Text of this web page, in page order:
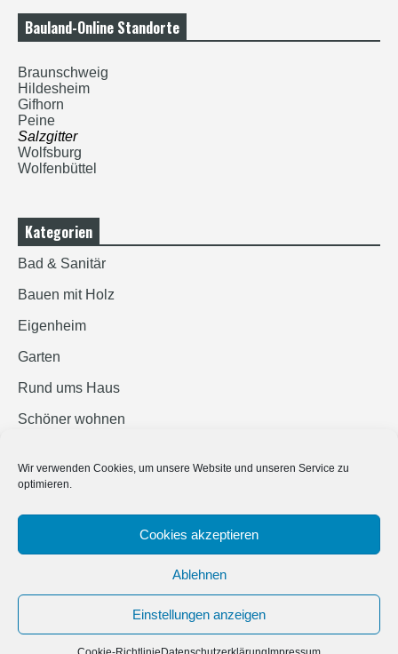
Wir verwenden Cookies, um unsere Website und unseren Service zu
optimieren.
Cookies akzeptieren
Ablehnen
Einstellungen anzeigen
Bauland-Online Standorte
Braunschweig
Hildesheim
Gifhorn
Peine
Salzgitter
Wolfsburg
Wolfenbüttel
Kategorien
Bad & Sanitär
Bauen mit Holz
Eigenheim
Garten
Rund ums Haus
Schöner wohnen
© 2019 Bauland Magazin Braunschweig, Peine & Wolfsburg. All rights
reserved.